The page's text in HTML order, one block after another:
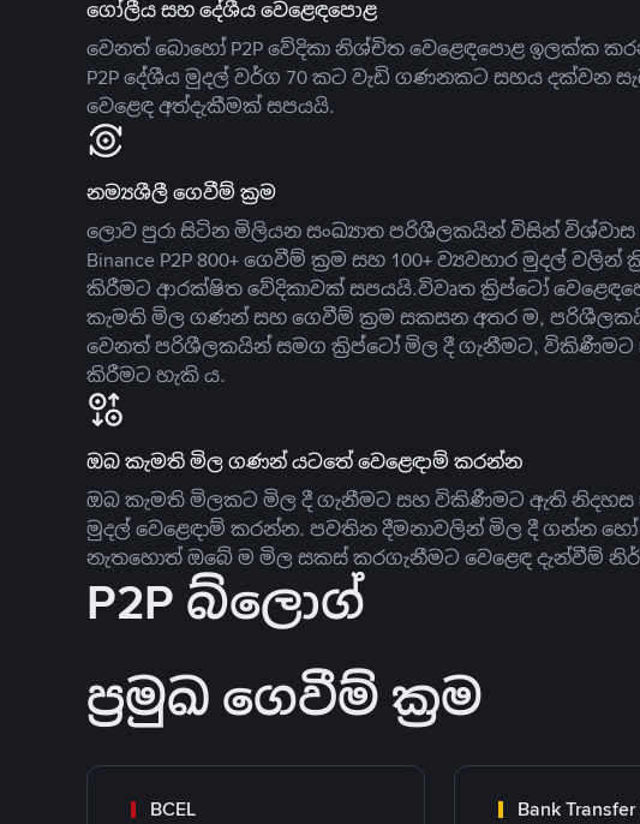
ගෝලීය සහ දේශීය වෙළෙඳපොළ
වෙනත් බොහෝ P2P වේදිකා නිශ්චිත වෙළෙඳපොළ ඉලක්ක කරන
P2P දේශීය මුදල් වර්ග 70 කට වැඩි ගණනකට සහය දක්වන
වෙළෙඳ අත්දැකීමක් සපයයි.
නම්‍යශීලී ගෙවීම් ක්‍රම
ලොව පුරා සිටින මිලියන සංඛ්‍යාත පරිශීලකයින් විසින් විශ්වාස
Binance P2P 800+ ගෙවීම් ක්‍රම සහ 100+ ව්‍යවහාර මුදල් වලින්
කිරීමට ආරක්ෂිත වේදිකාවක් සපයයි.විවෘත ක්‍රිප්ටෝ
කැමති මිල ගණන් සහ ගෙවීම් ක්‍රම සකසන අතර ම,
වෙනත් පරිශීලකයින් සමග ක්‍රිප්ටෝ මිල දී ගැනීමට, විකිණීමට
කිරීමට හැකි ය.
ඔබ කැමති මිල ගණන් යටතේ වෙළෙඳාම් කරන්න
ඔබ කැමති මිලකට මිල දී ගැනීමට සහ විකිණීමට ඇති නිදහස
මුදල් වෙළෙඳාම් කරන්න. පවතින දීමනාවලින් මිල දී ගන්න
නැතහොත් ඔබේ ම මිල සකස් කරගැනීමට වෙළෙඳ දැන්වීම්
P2P බ්ලොග්
ප්‍රමුඛ ගෙවීම් ක්‍රම
BCEL Bank Transfer